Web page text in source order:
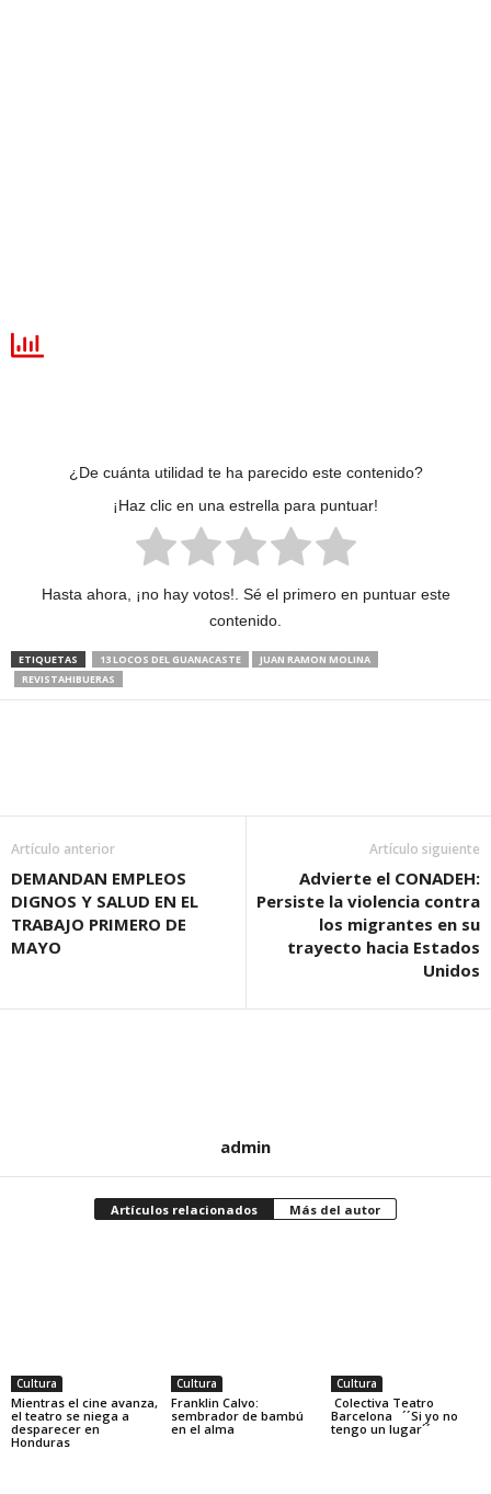
¿De cuánta utilidad te ha parecido este contenido?
¡Haz clic en una estrella para puntuar!
Hasta ahora, ¡no hay votos!. Sé el primero en puntuar este
contenido.
ETIQUETAS 13 LOCOS DEL GUANACASTE
JUAN RAMON MOLINA
REVISTAHIBUERAS
Artículo anterior
DEMANDAN EMPLEOS
DIGNOS Y SALUD EN EL
TRABAJO PRIMERO DE
MAYO
Artículo siguiente
Advierte el CONADEH:
Persiste la violencia contra
los migrantes en su
trayecto hacia Estados
Unidos
admin
Artículos relacionados Más del autor
Cultura
Mientras el cine avanza,
el teatro se niega a
desparecer en
Honduras
Cultura
Franklin Calvo:
sembrador de bambú
en el alma
Cultura
Colectiva Teatro
Barcelona ´´Si yo no
tengo un lugar´´